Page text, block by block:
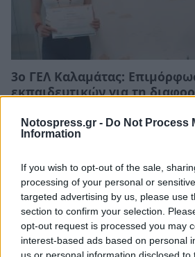
Notospress.gr - Do Not Process
Information
If you wish to opt-out of the sale,
processing of your personal or
targeted advertising by us, please use
section to confirm your selection.
opt-out request is processed you may
interest-based ads based on personal
3ο ΓΕΛ Καλαμάτας:
εκπαιδευτικών για τη
05/08/2026 18:04